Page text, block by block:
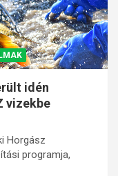
idén
vizekbe
Horgász
programja,